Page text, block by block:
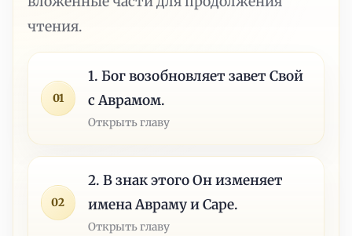
чтения.
01
1. Бог возобновляет завет Свой
с Аврамом.
Открыть главу
02
2. В знак этого Он изменяет
имена Авраму и Саре.
Открыть главу